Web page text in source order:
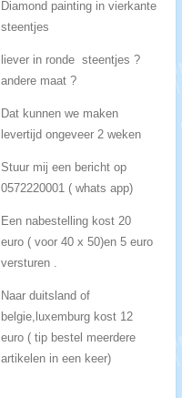
Diamond painting in vierkante
steentjes
liever in ronde steentjes ?
andere maat ?
Dat kunnen we maken
levertijd ongeveer 2 weken
Stuur mij een bericht op
0572220001 ( whats app)
Een nabestelling kost 20
euro ( voor 40 x 50)en 5 euro
versturen .
Naar duitsland of
belgie,luxemburg kost 12
euro ( tip bestel meerdere
artikelen in een keer)